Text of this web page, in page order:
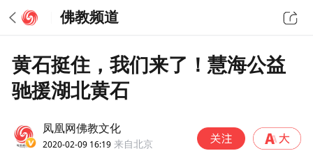
佛教频道
黄石挺住，我们来了！慧海公益
驰援湖北黄石
凤凰网佛教文化
2020-02-09 16:19 来自北京